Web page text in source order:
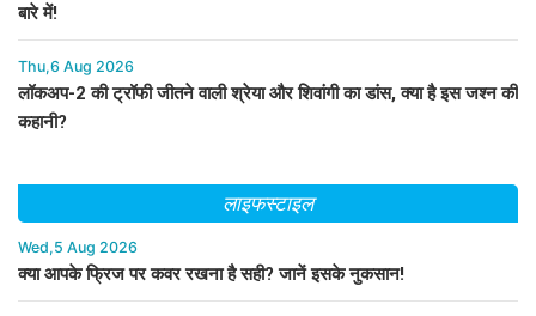
बारे में!
Thu,6 Aug 2026
लॉकअप-2 की ट्रॉफी जीतने वाली श्रेया और शिवांगी का डांस, क्या है इस जश्न की
कहानी?
लाइफस्टाइल
Wed,5 Aug 2026
क्या आपके फ्रिज पर कवर रखना है सही? जानें इसके नुकसान!